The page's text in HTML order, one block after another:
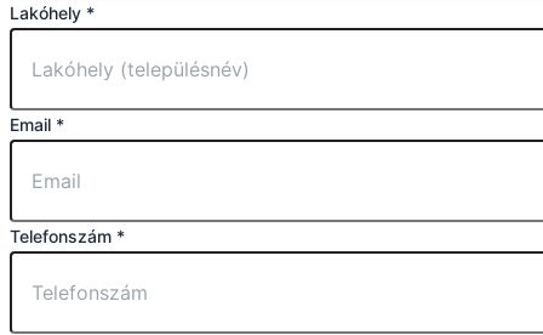
Lakóhely *
Email *
Telefonszám *